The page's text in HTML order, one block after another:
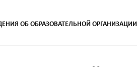
ОБ ОБРАЗОВАТЕЛЬНОЙ ОРГАНИЗАЦИИ